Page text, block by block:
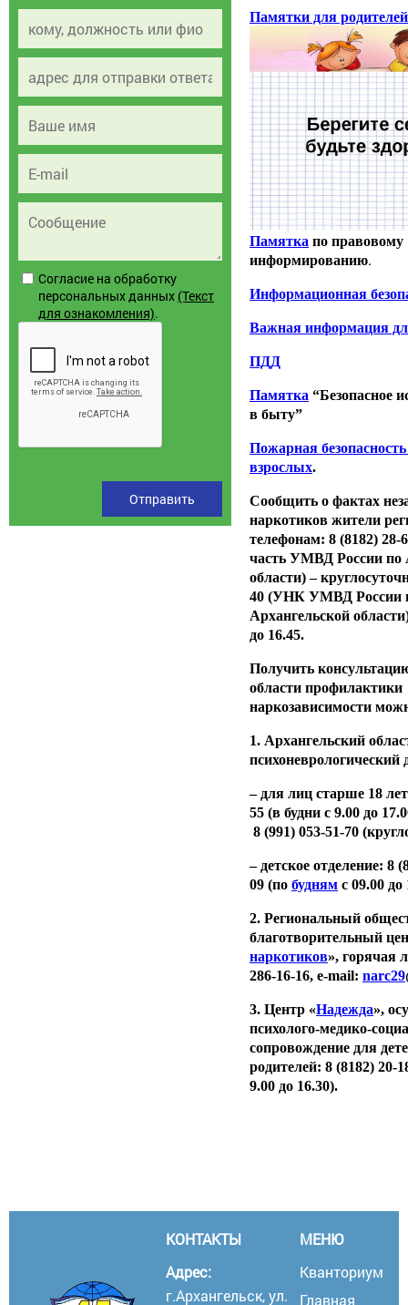
Согласие на обработку
персональных данных (Текст
для ознакомления).
Памятки для
Памятка по правовому
информированию.
Информационная
Важная информация
ПДД
Памятка “Безопасное
в быту”
Пожарная
взрослых.
Сообщить о фактах
наркотиков жители
телефонам: 8 (8182) 28-
часть УМВД России по
области) –
40 (УНК УМВД России
Архангельской
до 16.45.
Получить
области профилактики
наркозависимости
1. Архангельский
психоневрологический
– для лиц старше 18
55 (в будни с 9.00 до
8 (991) 053-51-70
– детское отделение: 8
09 (по будням с 09.00 до
2. Региональный
благотворительный
наркотиков», горячая
286-16-16, e-mail: narc29
3. Центр «Надежда»,
психолого-медико-
сопровождение для
родителей: 8 (8182) 20-
9.00 до 16.30).
КОНТАКТЫ
Адрес:
г.Архангельск, ул.
МЕНЮ
Кванториум
Главная